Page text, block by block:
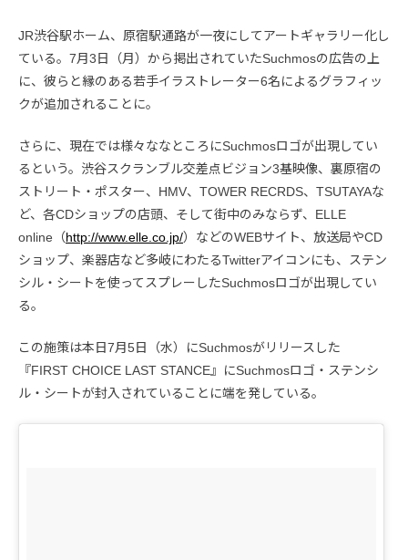
JR渋谷駅ホーム、原宿駅通路が一夜にしてアートギャラリー化し
ている。7月3日（月）から掲出されていたSuchmosの広告の上
に、彼らと縁のある若手イラストレーター6名によるグラフィッ
クが追加されることに。
さらに、現在では様々ななところにSuchmosロゴが出現してい
るという。渋谷スクランブル交差点ビジョン3基映像、裏原宿の
ストリート・ポスター、HMV、TOWER RECRDS、TSUTAYAな
ど、各CDショップの店頭、そして街中のみならず、ELLE
online（http://www.elle.co.jp/）などのWEBサイト、放送局やCD
ショップ、楽器店など多岐にわたるTwitterアイコンにも、ステン
シル・シートを使ってスプレーしたSuchmosロゴが出現してい
る。
この施策は本日7月5日（水）にSuchmosがリリースした
『FIRST CHOICE LAST STANCE』にSuchmosロゴ・ステンシ
ル・シートが封入されていることに端を発している。